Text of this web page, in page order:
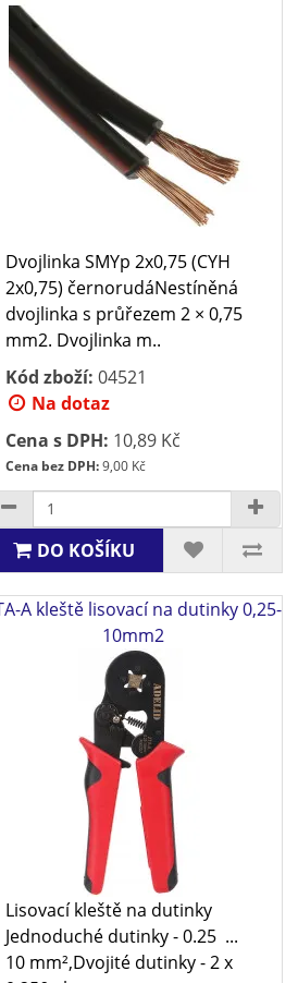
Dvojlinka SMYp 2x0,75 (CYH
2x0,75) černorudáNestíněná
dvojlinka s průřezem 2 × 0,75
mm2. Dvojlinka m..
Kód zboží: 04521
Na dotaz
Cena s DPH: 10,89 Kč
Cena bez DPH:9,00 Kč
DO KOŠÍKU
A kleště lisovací na dutinky 0,25-
10mm2
Lisovací kleště na dutinky
Jednoduché dutinky - 0.25 ...
10 mm²,Dvojité dutinky - 2 x